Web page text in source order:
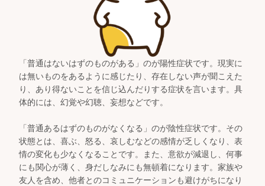
「普通はないはずのものがある」のが陽性症状です。現実に
は無いものをあるように感じたり、存在しない声が聞こえた
り、あり得ないことを信じ込んだりする症状を言います。具
体的には、幻覚や幻聴、妄想などです。
「普通あるはずのものがなくなる」のが陰性症状です。その
状態とは、喜ぶ、怒る、哀しむなどの感情が乏しくなり、表
情の変化も少なくなることです。また、意欲が減退し、何事
にも関心が薄く、身だしなみにも無頓着になります。家族や
友人を含め、他者とのコミュニケーションも避けがちになり